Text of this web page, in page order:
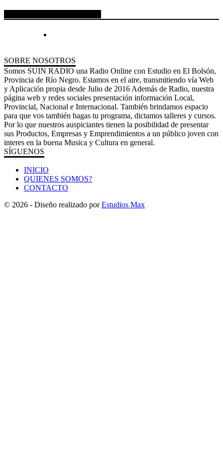
SOBRE NOSOTROS
Somos SUIN RADIO una Radio Online con Estudio en El Bolsón,
Provincia de Río Negro. Estamos en el aire, transmitiendo vía Web
y Aplicación propia desde Julio de 2016 Además de Radio, nuestra
página web y redes sociales presentación información Local,
Provincial, Nacional e Internacional. También brindamos espacio
para que vos también hagas tu programa, dictamos talleres y cursos.
Por lo que nuestros auspiciantes tienen la posibilidad de presentar
sus Productos, Empresas y Emprendimientos a un público joven con
interes en la buena Musica y Cultura en general.
SÍGUENOS
INICIO
QUIENES SOMOS?
CONTACTO
© 2026 - Diseño realizado porEstudios Max